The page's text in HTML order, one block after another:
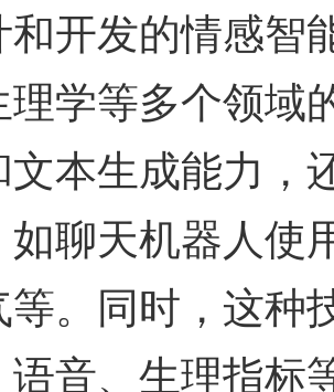
开发的情感智
理学等多个领域
本生成能力，
如聊天机器人使
。同时，这种
音、生理指标